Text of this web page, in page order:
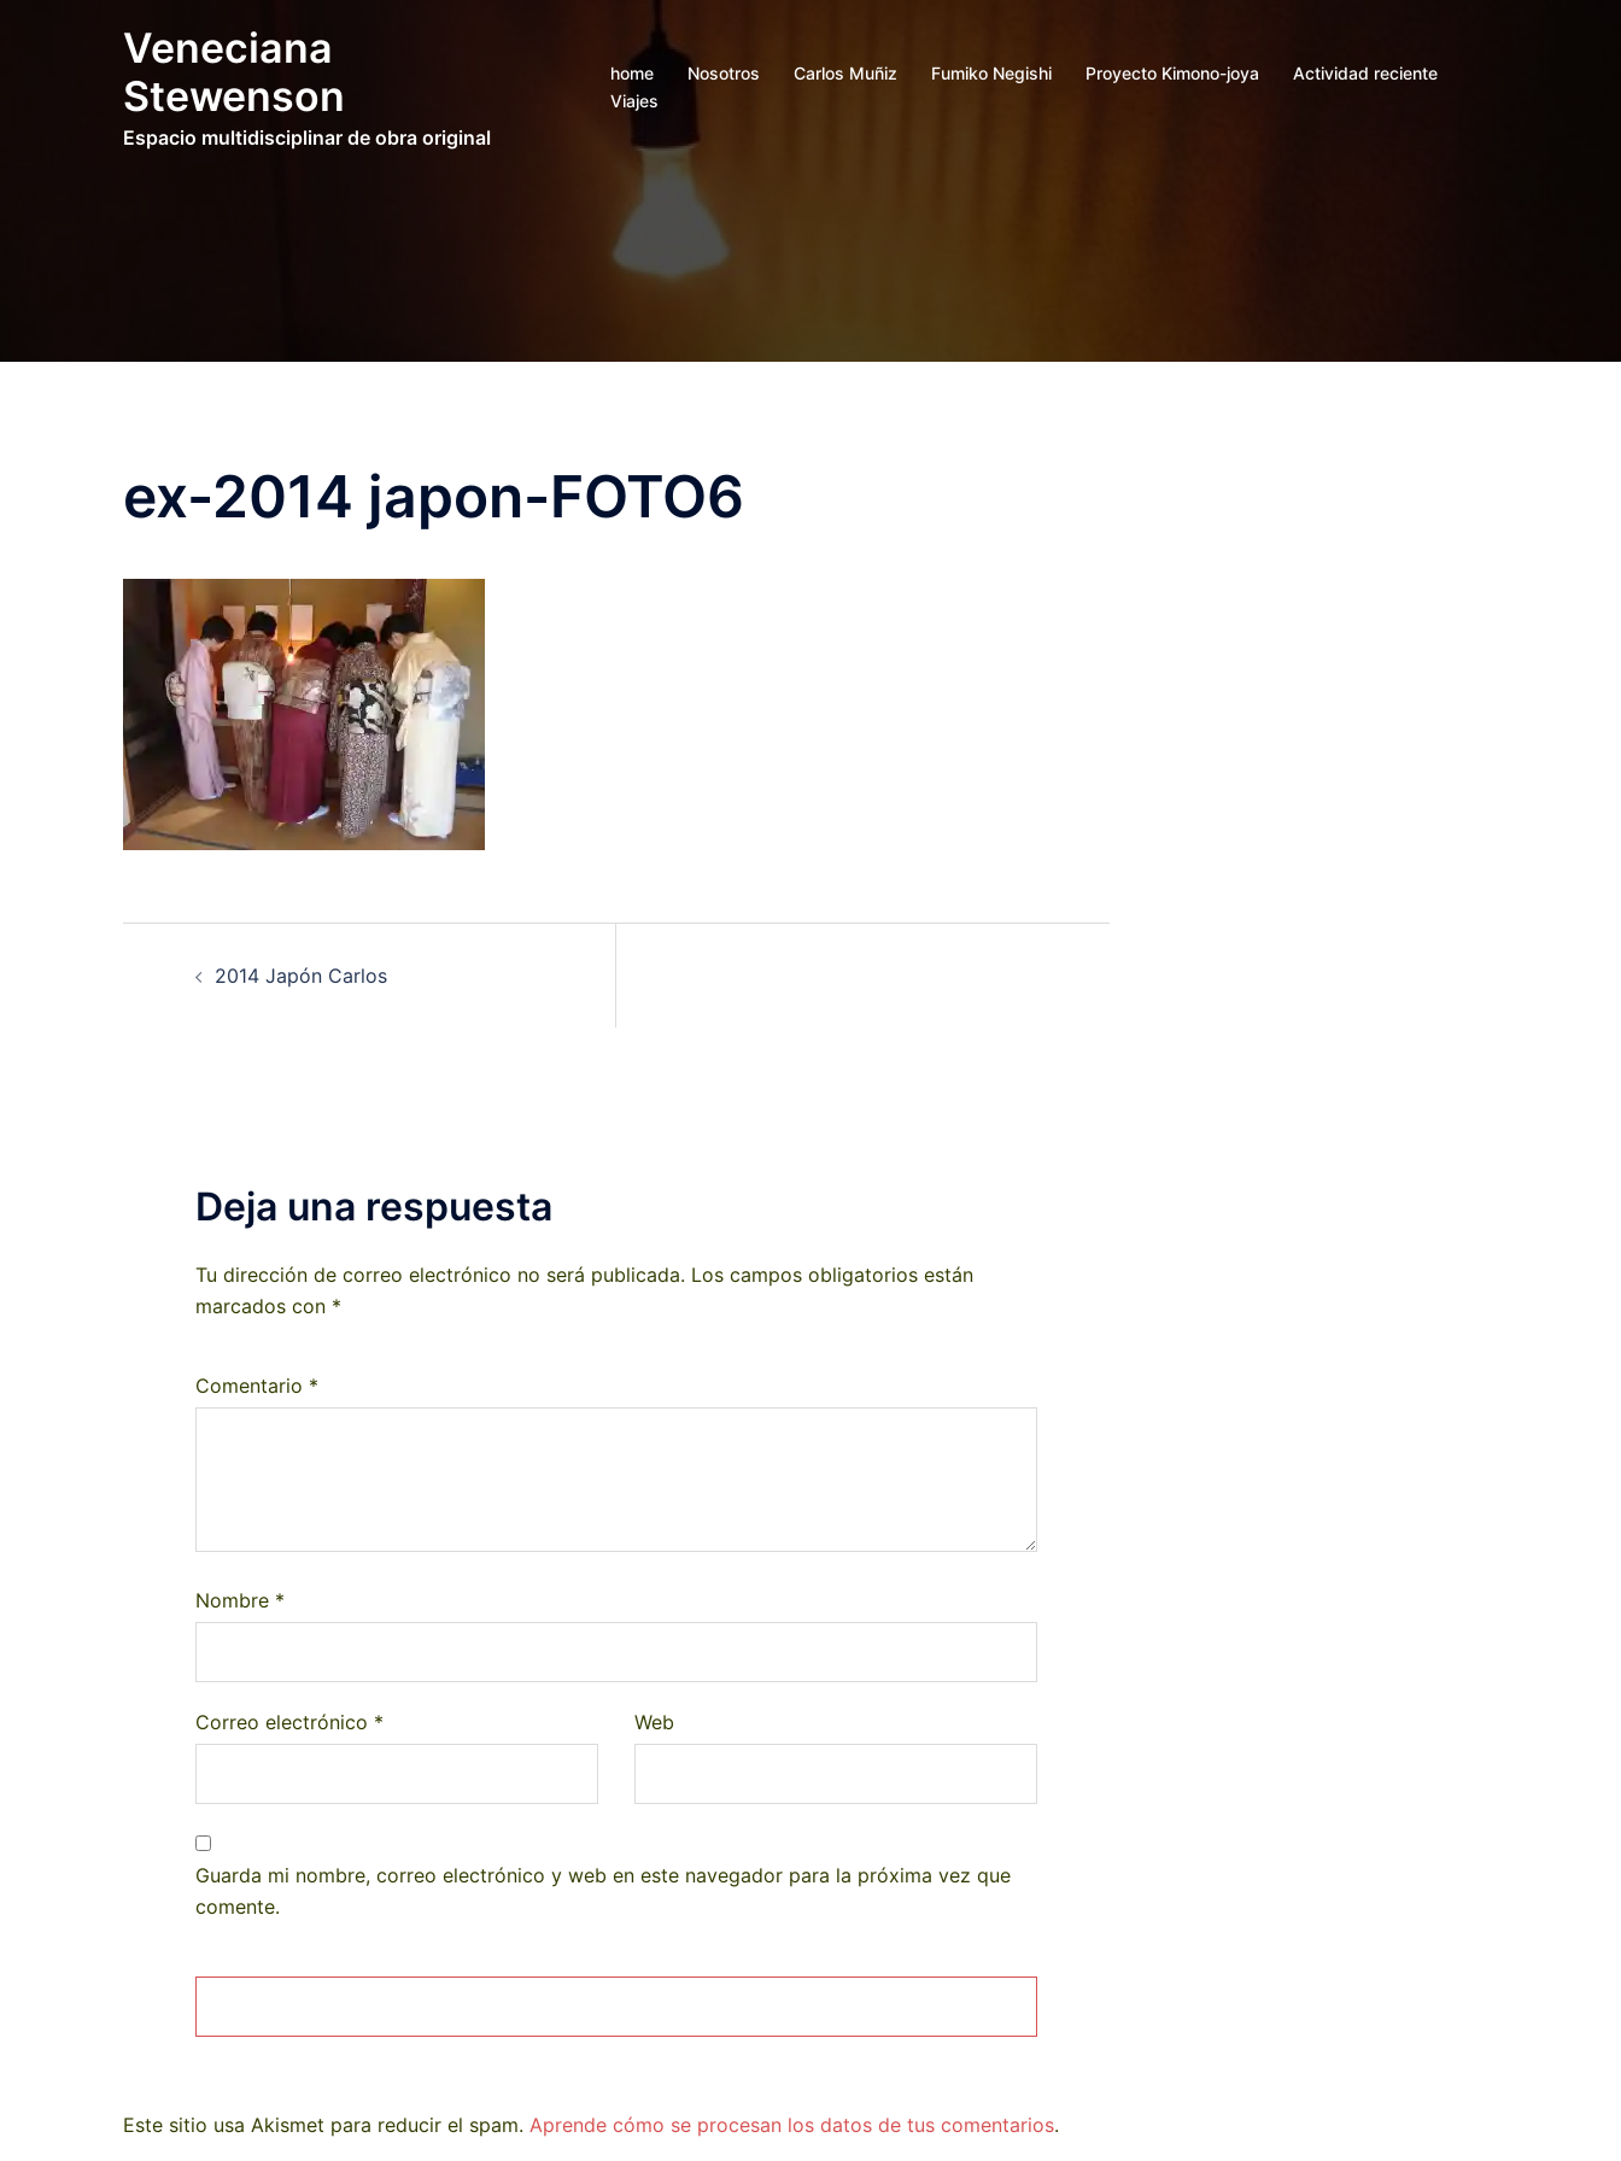
Veneciana
Stewenson
Espacio multidisciplinar de obra original
home Nosotros Carlos Muñiz Fumiko Negishi Proyecto Kimono-joya
Actividad reciente
Viajes
ex-2014 japon-FOTO6
2014 Japón Carlos
Deja una respuesta
Tu dirección de correo electrónico no será publicada. Los campos obligatorios están
marcados con *
Comentario *
Nombre *
Correo electrónico * Web
Guarda mi nombre, correo electrónico y web en este navegador para la próxima vez que
comente.
Este sitio usa Akismet para reducir el spam. Aprende cómo se procesan los datos de tus comentarios.